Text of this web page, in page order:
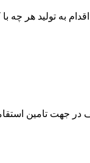
در بهمنیار،اقدام به
در جهت تامین